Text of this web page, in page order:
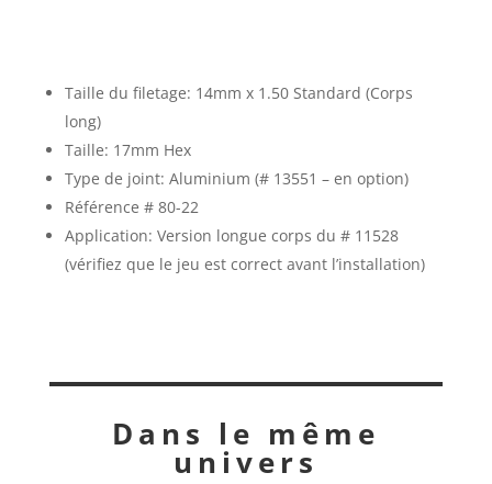
Taille du filetage: 14mm x 1.50 Standard (Corps
long)
Taille: 17mm Hex
Type de joint: Aluminium (# 13551 – en option)
Référence # 80-22
Application: Version longue corps du # 11528
(vérifiez que le jeu est correct avant l’installation)
Dans le même
univers